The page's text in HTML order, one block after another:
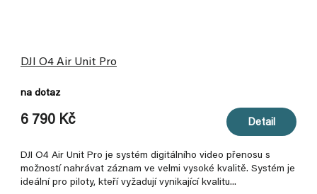
DJI O4 Air Unit Pro
na dotaz
6 790 Kč Detail
DJI O4 Air Unit Pro je systém digitálního video přenosu s
možností nahrávat záznam ve velmi vysoké kvalitě. Systém je
ideální pro piloty, kteří vyžadují vynikající kvalitu...